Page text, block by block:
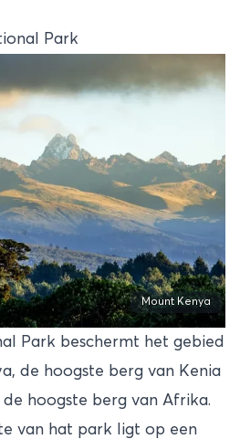
Park
Mount Kenya
Park beschermt het gebied
de hoogste berg van Kenia
hoogste berg van Afrika.
van hat park ligt op een